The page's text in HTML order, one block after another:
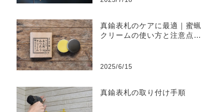
真鍮表札のケアに最適｜蜜蝋
クリームの使い方と注意点ま
2025/6/15
真鍮表札の取り付け手順